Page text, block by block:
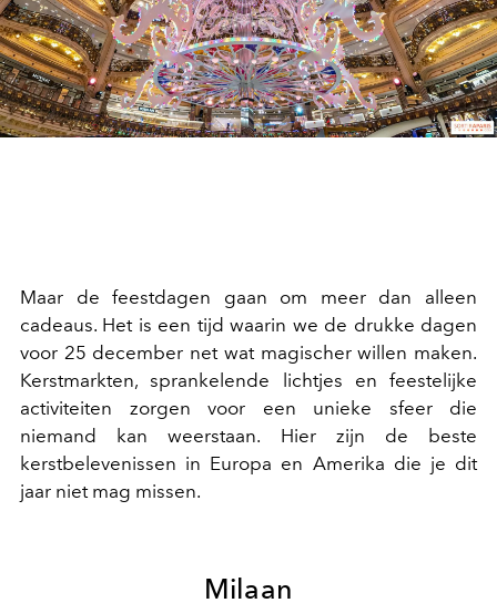
Maar de feestdagen gaan om meer dan alleen
cadeaus. Het is een tijd waarin we de drukke dagen
voor 25 december net wat magischer willen maken.
Kerstmarkten, sprankelende lichtjes en feestelijke
activiteiten zorgen voor een unieke sfeer die
niemand kan weerstaan. Hier zijn de beste
kerstbelevenissen in Europa en Amerika die je dit
jaar niet mag missen.
Milaan